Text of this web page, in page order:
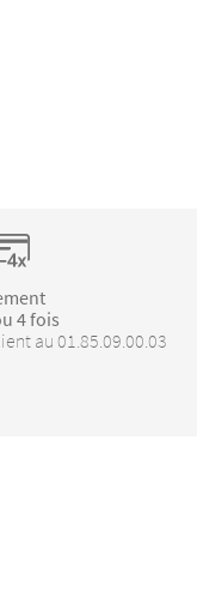
4 fois
au 01.85.09.00.03